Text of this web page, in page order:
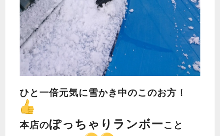
ひと一倍元気に雪かき中のこのお方！
本店のぽっちゃりランボーこと